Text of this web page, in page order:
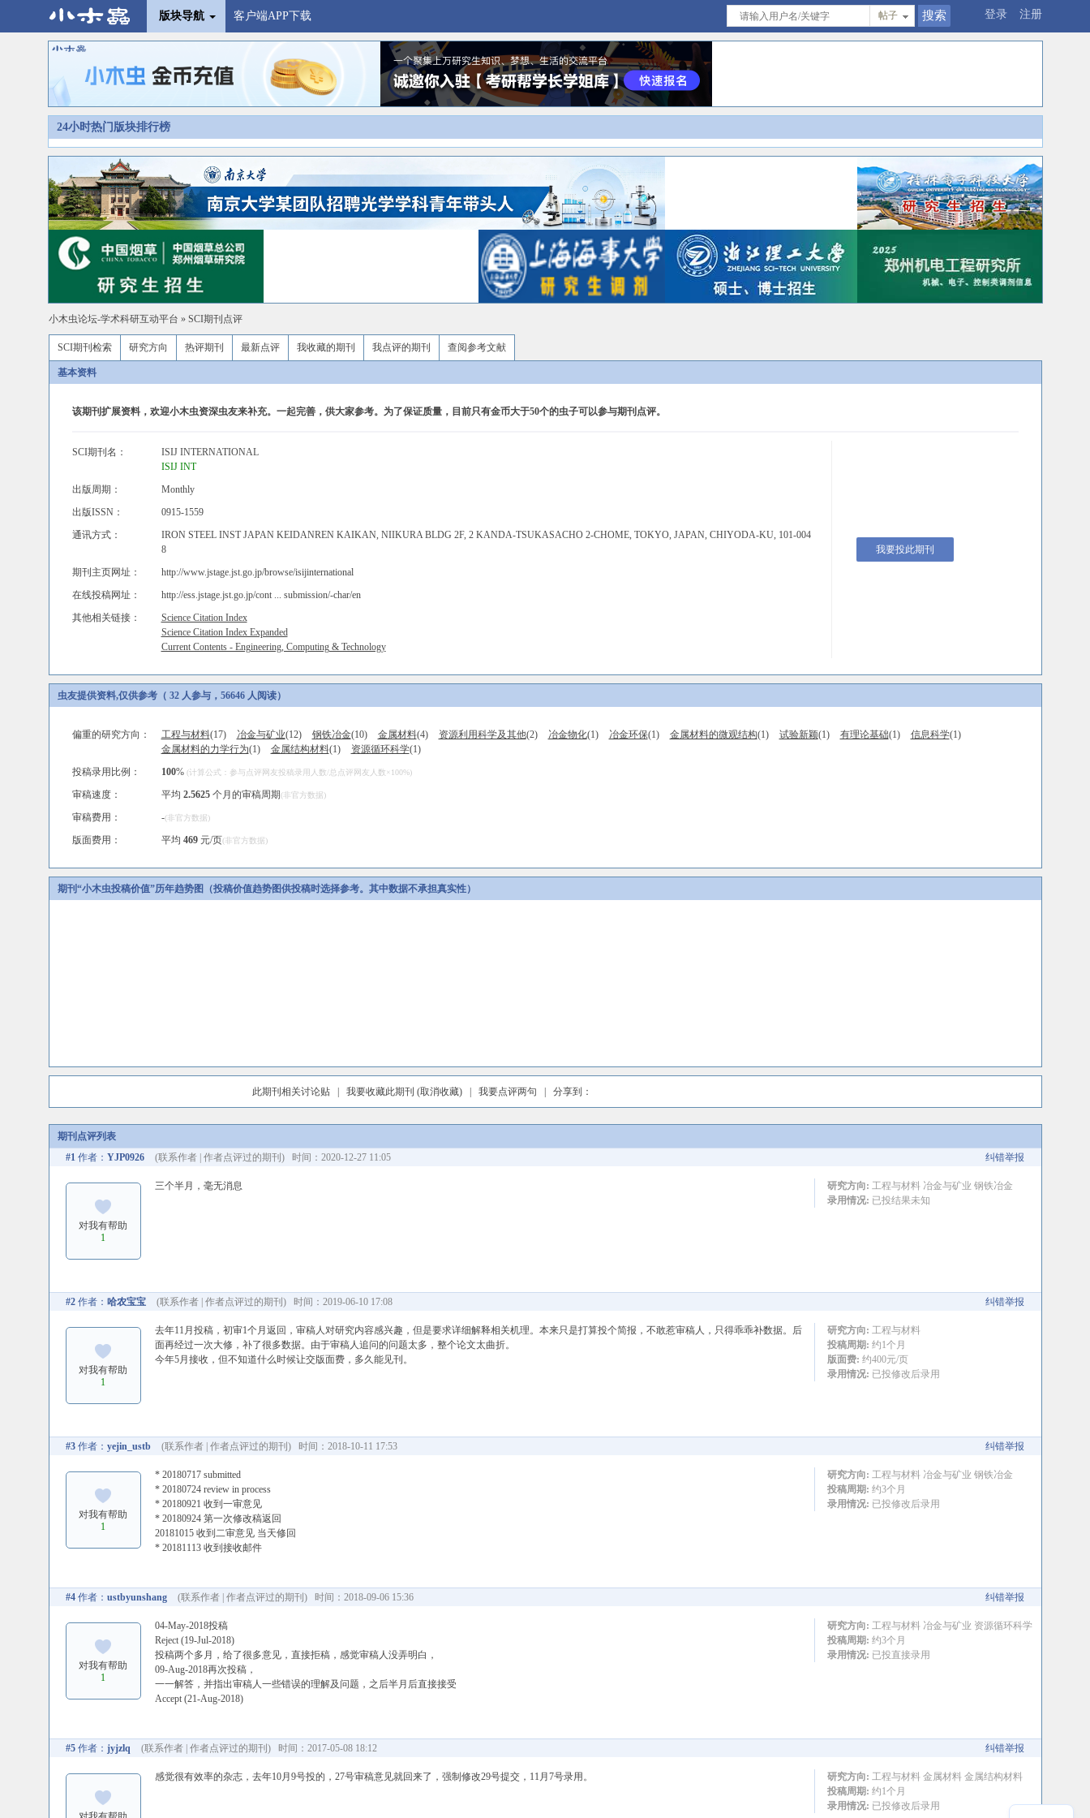
版块导航 客户端APP下载 登录 注册
帖子
24小时热门版块排行榜
小木虫论坛-学术科研互动平台 » SCI期刊点评
SCI期刊检索 研究方向 热评期刊 最新点评 我收藏的期刊 我点评的期刊 查阅参考文献
基本资料
该期刊扩展资料，欢迎小木虫资深虫友来补充。一起完善，供大家参考。为了保证质量，目前只有金币大于50个的虫子可以参与期刊点评。
SCI期刊名：
ISIJ INTERNATIONAL
ISIJ INT
我要投此期刊
出版周期：
Monthly
出版ISSN：
0915-1559
通讯方式：
IRON STEEL INST JAPAN KEIDANREN KAIKAN, NIIKURA BLDG 2F, 2 KANDA-TSUKASACHO 2-CHOME, TOKYO, JAPAN, CHIYODA-KU, 101-004
8
期刊主页网址：
http://www.jstage.jst.go.jp/browse/isijinternational
在线投稿网址：
http://ess.jstage.jst.go.jp/cont ... submission/-char/en
其他相关链接：
Science Citation Index
Science Citation Index Expanded
Current Contents - Engineering, Computing & Technology
虫友提供资料,仅供参考（ 32 人参与，56646 人阅读）
偏重的研究方向： 工程与材料(17) 冶金与矿业(12) 钢铁冶金(10) 金属材料(4) 资源利用科学及其他(2) 冶金物化(1) 冶金环保(1) 金属材料的微观结构(1) 试验新颖(1) 有理论基础(1) 信息科学(1)
金属材料的力学行为(1) 金属结构材料(1) 资源循环科学(1)
投稿录用比例：
100% (计算公式：参与点评网友投稿录用人数/总点评网友人数×100%)
审稿速度： 平均 2.5625个月的审稿周期(非官方数据)
审稿费用： -(非官方数据)
版面费用： 平均 469元/页(非官方数据)
期刊“小木虫投稿价值”历年趋势图（投稿价值趋势图供投稿时选择参考。其中数据不承担真实性）
此期刊相关讨论贴| 我要收藏此期刊 (取消收藏)| 我要点评两句 | 分享到：
期刊点评列表
#1作者： YJP0926 (联系作者| 作者点评过的期刊 ) 时间：2020-12-27 11:05 纠错举报
对我有帮助
1
三个半月，毫无消息 研究方向: 工程与材料 冶金与矿业 钢铁冶金
录用情况: 已投结果未知
#2作者： 哈农宝宝 (联系作者| 作者点评过的期刊 ) 时间：2019-06-10 17:08 纠错举报
对我有帮助
1
去年11月投稿，初审1个月返回，审稿人对研究内容感兴趣，但是要求详细解释相关机理。本来只是打算投个简报，不敢惹审稿人，只得乖乖补数据。后
面再经过一次大修，补了很多数据。由于审稿人追问的问题太多，整个论文太曲折。
今年5月接收，但不知道什么时候让交版面费，多久能见刊。
研究方向: 工程与材料
投稿周期: 约1个月
版面费: 约400元/页
录用情况: 已投修改后录用
#3作者： yejin_ustb (联系作者| 作者点评过的期刊 ) 时间：2018-10-11 17:53 纠错举报
对我有帮助
1
* 20180717 submitted
* 20180724 review in process
* 20180921 收到一审意见
* 20180924 第一次修改稿返回
20181015 收到二审意见 当天修回
* 20181113 收到接收邮件
研究方向: 工程与材料 冶金与矿业 钢铁冶金
投稿周期: 约3个月
录用情况: 已投修改后录用
#4作者： ustbyunshang (联系作者| 作者点评过的期刊 ) 时间：2018-09-06 15:36 纠错举报
对我有帮助
1
04-May-2018投稿
Reject (19-Jul-2018)
投稿两个多月，给了很多意见，直接拒稿，感觉审稿人没弄明白，
09-Aug-2018再次投稿，
一一解答，并指出审稿人一些错误的理解及问题，之后半月后直接接受
Accept (21-Aug-2018)
研究方向: 工程与材料 冶金与矿业 资源循环科学
投稿周期: 约3个月
录用情况: 已投直接录用
#5作者： jyjzlq (联系作者| 作者点评过的期刊 ) 时间：2017-05-08 18:12 纠错举报
感觉很有效率的杂志，去年10月9号投的，27号审稿意见就回来了，强制修改29号提交，11月7号录用。 研究方向: 工程与材料 金属材料 金属结构材料
投稿周期: 约1个月
录用情况: 已投修改后录用